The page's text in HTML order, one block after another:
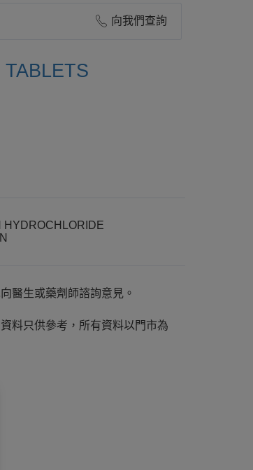
向我們查詢
HYDROCHLORIDE
醫生或藥劑師諮詢意見。
料只供參考，所有資料以門市為